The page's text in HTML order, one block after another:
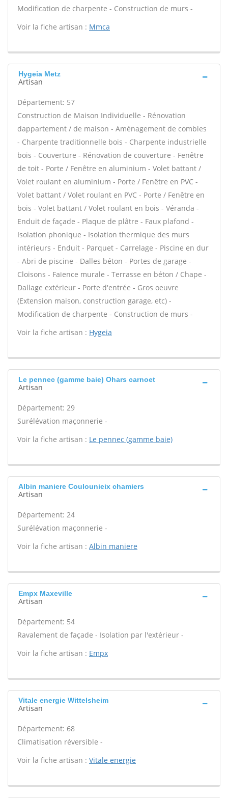
Modification de charpente - Construction de murs -
Voir la fiche artisan : Mmca
Hygeia Metz
Artisan
Département: 57
Construction de Maison Individuelle - Rénovation
dappartement / de maison - Aménagement de combles
- Charpente traditionnelle bois - Charpente industrielle
bois - Couverture - Rénovation de couverture - Fenêtre
de toit - Porte / Fenêtre en aluminium - Volet battant /
Volet roulant en aluminium - Porte / Fenêtre en PVC -
Volet battant / Volet roulant en PVC - Porte / Fenêtre en
bois - Volet battant / Volet roulant en bois - Véranda -
Enduit de façade - Plaque de plâtre - Faux plafond -
Isolation phonique - Isolation thermique des murs
intérieurs - Enduit - Parquet - Carrelage - Piscine en dur
- Abri de piscine - Dalles béton - Portes de garage -
Cloisons - Faïence murale - Terrasse en béton / Chape -
Dallage extérieur - Porte d'entrée - Gros oeuvre
(Extension maison, construction garage, etc) -
Modification de charpente - Construction de murs -
Voir la fiche artisan : Hygeia
Le pennec (gamme baie) Ohars carnoet
Artisan
Département: 29
Surélévation maçonnerie -
Voir la fiche artisan : Le pennec (gamme baie)
Albin maniere Coulounieix chamiers
Artisan
Département: 24
Surélévation maçonnerie -
Voir la fiche artisan : Albin maniere
Empx Maxeville
Artisan
Département: 54
Ravalement de façade - Isolation par l'extérieur -
Voir la fiche artisan : Empx
Vitale energie Wittelsheim
Artisan
Département: 68
Climatisation réversible -
Voir la fiche artisan : Vitale energie